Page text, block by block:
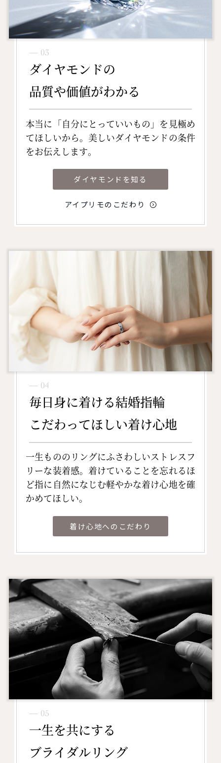
― 03
ダイヤモンドの
品質や価値がわかる
本当に「自分にとっていいもの」を見極め
てほしいから。美しいダイヤモンドの条件
をお伝えします。
ダイヤモンドを知る
アイプリモのこだわり
― 04
毎日身に着ける結婚指輪
こだわってほしい着け心地
一生もののリングにふさわしいストレスフ
リーな装着感。着けていることを忘れるほ
ど指に自然になじむ軽やかな着け心地を確
かめてほしい。
着け心地へのこだわり
― 05
一生を共にする
ブライダルリング